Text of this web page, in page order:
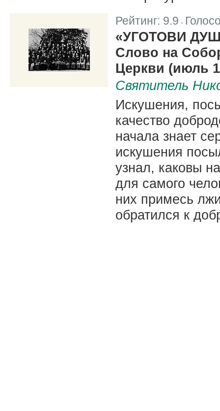
Рейтинг: 9.9
«УГОТОВИ
Слово на
Церкви (июль
Святитель
Искушения,
качество
начала знает
искушения
узнал, каковы
для самого
них примесь
обратился к